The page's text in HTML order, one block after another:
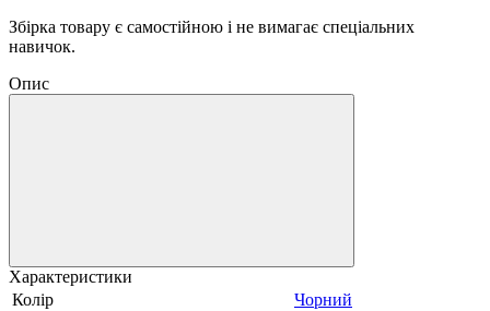
Збірка товару є самостійною і не вимагає спеціальних
навичок.
Опис
Характеристики
Колір
Чорний